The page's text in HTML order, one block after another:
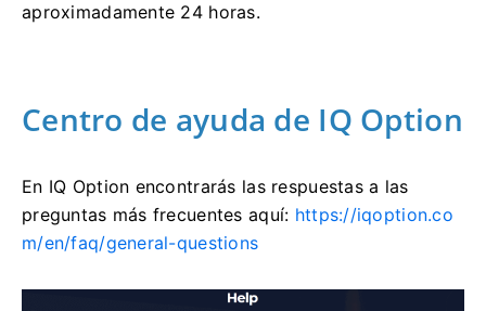
aproximadamente 24 horas.
Centro de ayuda de IQ Option
En IQ Option encontrarás las respuestas a las
preguntas más frecuentes aquí: https://iqoption.co
m/en/faq/general-questions